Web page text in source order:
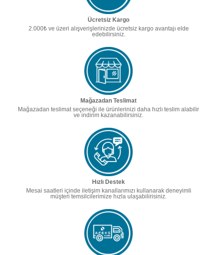
Ücretsiz Kargo
2.000₺ ve üzeri alışverişlerinizde ücretsiz kargo avantajı elde
edebilirsiniz.
Mağazadan Teslimat
Mağazadan teslimat seçeneği ile ürünlerinizi daha hızlı teslim alabilir
ve indirim kazanabilirsiniz.
Hızlı Destek
Mesai saatleri içinde iletişim kanallarımızı kullanarak deneyimli
müşteri temsilcilerimize hızla ulaşabilirisiniz.